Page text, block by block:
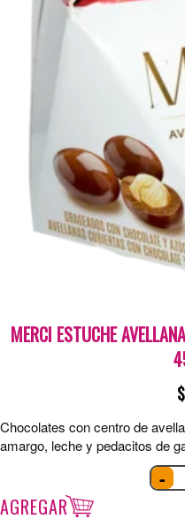
MERCI ESTUCHE
$
Chocolates con centro de
amargo, leche y pedacitos de
-
AGREGAR